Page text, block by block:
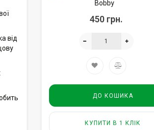
від
450 грн.
ДО КОШИКА
КУПИТИ В 1 КЛІК